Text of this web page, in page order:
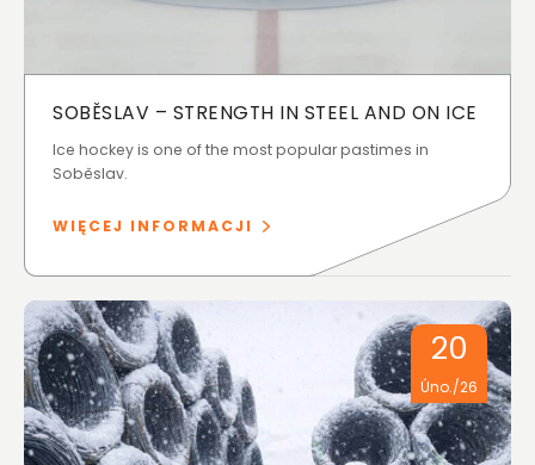
SOBĚSLAV – STRENGTH IN STEEL AND ON ICE
Ice hockey is one of the most popular pastimes in
Soběslav.
WIĘCEJ INFORMACJI
20
Úno./26